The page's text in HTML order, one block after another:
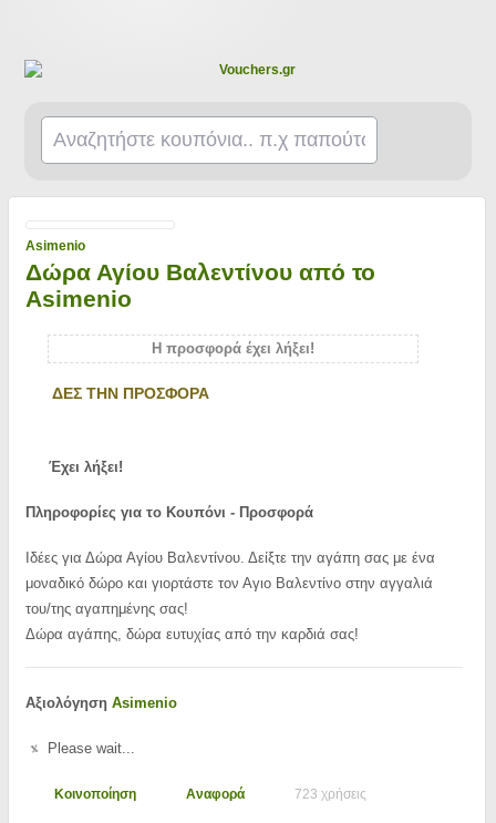
Asimenio
Δώρα Αγίου Βαλεντίνου από το
Asimenio
Η προσφορά έχει λήξει!
ΔΕΣ ΤΗΝ ΠΡΟΣΦΟΡΑ
Έχει λήξει!
Πληροφορίες για το Κουπόνι - Προσφορά
Ιδέες για Δώρα Αγίου Βαλεντίνου. Δείξτε την αγάπη σας με ένα
μοναδικό δώρο και γιορτάστε τον Αγιο Βαλεντίνο στην αγγαλιά
του/της αγαπημένης σας!
Δώρα αγάπης, δώρα ευτυχίας από την καρδιά σας!
Αξιολόγηση Asimenio
Please wait...
Κοινοποίηση Αναφορά 723 χρήσεις